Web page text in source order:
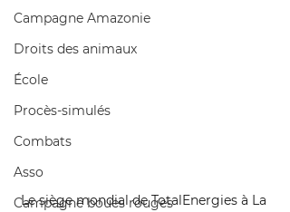
Campagne Amazonie
Droits des animaux
École
Procès-simulés
Combats
Asso
Campagne boues rouges
Le siège mondial de TotalEnergies à La